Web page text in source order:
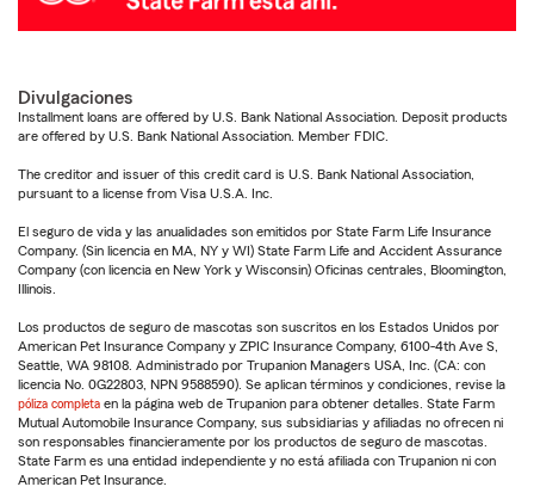
Divulgaciones
Installment loans are offered by U.S. Bank National Association. Deposit products
are offered by U.S. Bank National Association. Member FDIC.
The creditor and issuer of this credit card is U.S. Bank National Association,
pursuant to a license from Visa U.S.A. Inc.
El seguro de vida y las anualidades son emitidos por State Farm Life Insurance
Company. (Sin licencia en MA, NY y WI) State Farm Life and Accident Assurance
Company (con licencia en New York y Wisconsin) Oficinas centrales, Bloomington,
Illinois.
Los productos de seguro de mascotas son suscritos en los Estados Unidos por
American Pet Insurance Company y ZPIC Insurance Company, 6100-4th Ave S,
Seattle, WA 98108. Administrado por Trupanion Managers USA, Inc. (CA: con
licencia No. 0G22803, NPN 9588590). Se aplican términos y condiciones, revise la
póliza completa en la página web de Trupanion para obtener detalles. State Farm
Mutual Automobile Insurance Company, sus subsidiarias y afiliadas no ofrecen ni
son responsables financieramente por los productos de seguro de mascotas.
State Farm es una entidad independiente y no está afiliada con Trupanion ni con
American Pet Insurance.